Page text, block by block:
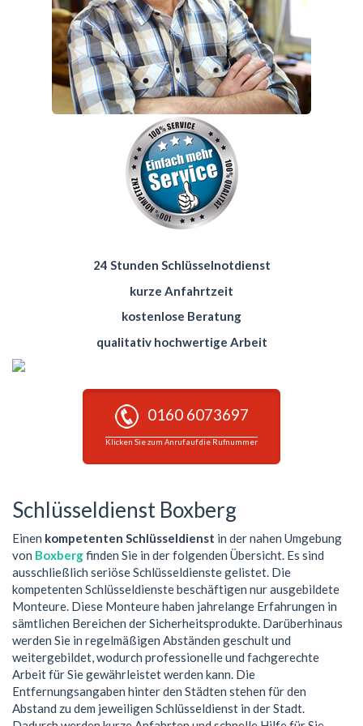
24 Stunden Schlüsselnotdienst
kurze Anfahrtzeit
kostenlose Beratung
qualitativ hochwertige Arbeit
0160 6073697
Klicken Sie zum Anruf auf die Rufnummer
Schlüsseldienst Boxberg
Einen kompetenten Schlüsseldienst in der nahen Umgebung
von Boxbergfinden Sie in der folgenden Übersicht. Es sind
ausschließlich seriöse Schlüsseldienste gelistet. Die
kompetenten Schlüsseldienste beschäftigen nur ausgebildete
Monteure. Diese Monteure haben jahrelange Erfahrungen in
sämtlichen Bereichen der Sicherheitsprodukte. Darüberhinaus
werden Sie in regelmäßigen Abständen geschult und
weitergebildet, wodurch professionelle und fachgerechte
Arbeit für Sie gewährleistet werden kann. Die
Entfernungsangaben hinter den Städten stehen für den
Abstand zu dem jeweiligen Schlüsseldienst in der Stadt.